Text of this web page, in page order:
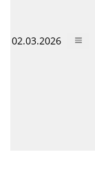
02.03.2026